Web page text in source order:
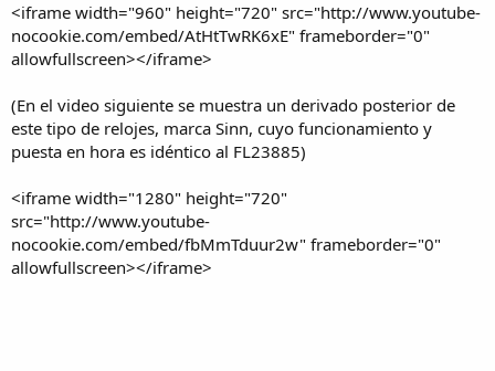
<iframe width="960" height="720" src="http://www.youtube-
nocookie.com/embed/AtHtTwRK6xE" frameborder="0"
allowfullscreen></iframe>
(En el video siguiente se muestra un derivado posterior de
este tipo de relojes, marca Sinn, cuyo funcionamiento y
puesta en hora es idéntico al FL23885)
<iframe width="1280" height="720"
src="http://www.youtube-
nocookie.com/embed/fbMmTduur2w" frameborder="0"
allowfullscreen></iframe>